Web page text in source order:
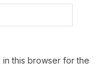
in this browser for the